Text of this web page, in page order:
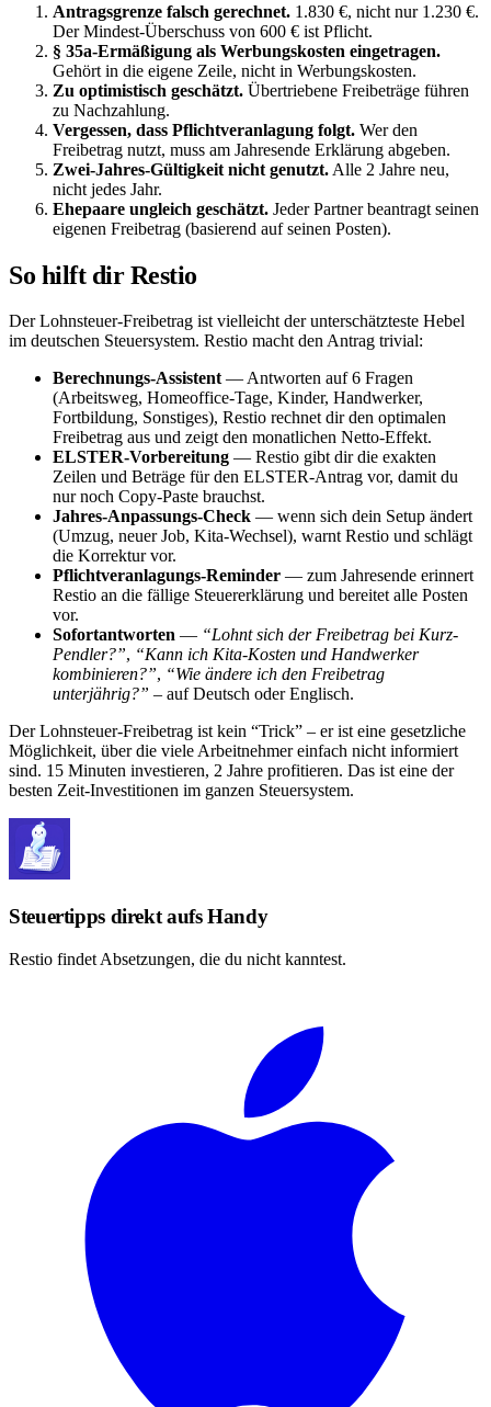
Antragsgrenze falsch gerechnet. 1.830 €, nicht nur 1.230 €.
Der Mindest-Überschuss von 600 € ist Pflicht.
§ 35a-Ermäßigung als Werbungskosten eingetragen.
Gehört in die eigene Zeile, nicht in Werbungskosten.
Zu optimistisch geschätzt. Übertriebene Freibeträge führen
zu Nachzahlung.
Vergessen, dass Pflichtveranlagung folgt. Wer den
Freibetrag nutzt, muss am Jahresende Erklärung abgeben.
Zwei-Jahres-Gültigkeit nicht genutzt. Alle 2 Jahre neu,
nicht jedes Jahr.
Ehepaare ungleich geschätzt. Jeder Partner beantragt seinen
eigenen Freibetrag (basierend auf seinen Posten).
So hilft dir Restio
Der Lohnsteuer-Freibetrag ist vielleicht der unterschätzteste Hebel
im deutschen Steuersystem. Restio macht den Antrag trivial:
Berechnungs-Assistent— Antworten auf 6 Fragen
(Arbeitsweg, Homeoffice-Tage, Kinder, Handwerker,
Fortbildung, Sonstiges), Restio rechnet dir den optimalen
Freibetrag aus und zeigt den monatlichen Netto-Effekt.
ELSTER-Vorbereitung — Restio gibt dir die exakten
Zeilen und Beträge für den ELSTER-Antrag vor, damit du
nur noch Copy-Paste brauchst.
Jahres-Anpassungs-Check — wenn sich dein Setup ändert
(Umzug, neuer Job, Kita-Wechsel), warnt Restio und schlägt
die Korrektur vor.
Pflichtveranlagungs-Reminder — zum Jahresende erinnert
Restio an die fällige Steuererklärung und bereitet alle Posten
vor.
Sofortantworten — “Lohnt sich der Freibetrag bei Kurz-
Pendler?”, “Kann ich Kita-Kosten und Handwerker
kombinieren?”, “Wie ändere ich den Freibetrag
unterjährig?” – auf Deutsch oder Englisch.
Der Lohnsteuer-Freibetrag ist kein “Trick” – er ist eine gesetzliche
Möglichkeit, über die viele Arbeitnehmer einfach nicht informiert
sind. 15 Minuten investieren, 2 Jahre profitieren. Das ist eine der
besten Zeit-Investitionen im ganzen Steuersystem.
Steuertipps direkt aufs Handy
Restio findet Absetzungen, die du nicht kanntest.